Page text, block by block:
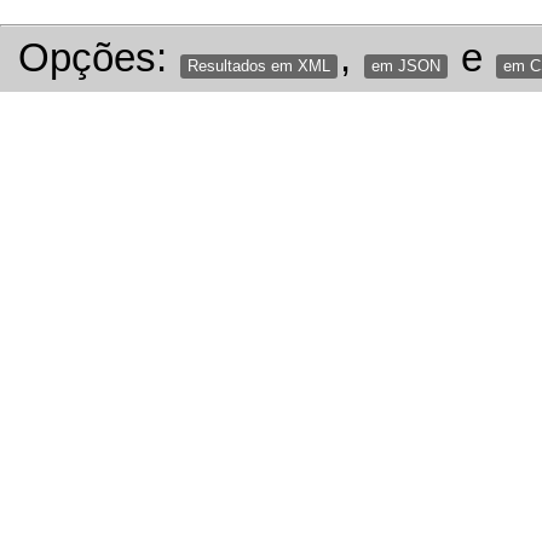
Opções: Resultados em XML , em JSON e em